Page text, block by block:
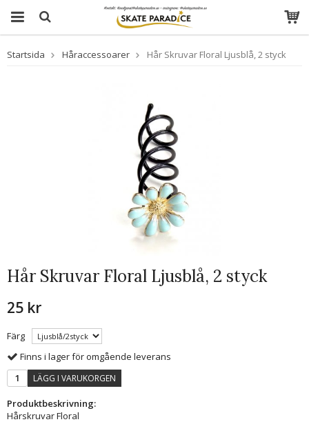
Startsida Håraccessoarer Hår Skruvar Floral Ljusblå, 2 styck
Hår Skruvar Floral Ljusblå, 2 styck
25 kr
Färg
Finns i lager för omgående leverans
LÄGG I VARUKORGEN
Produktbeskrivning:
Hårskruvar Floral